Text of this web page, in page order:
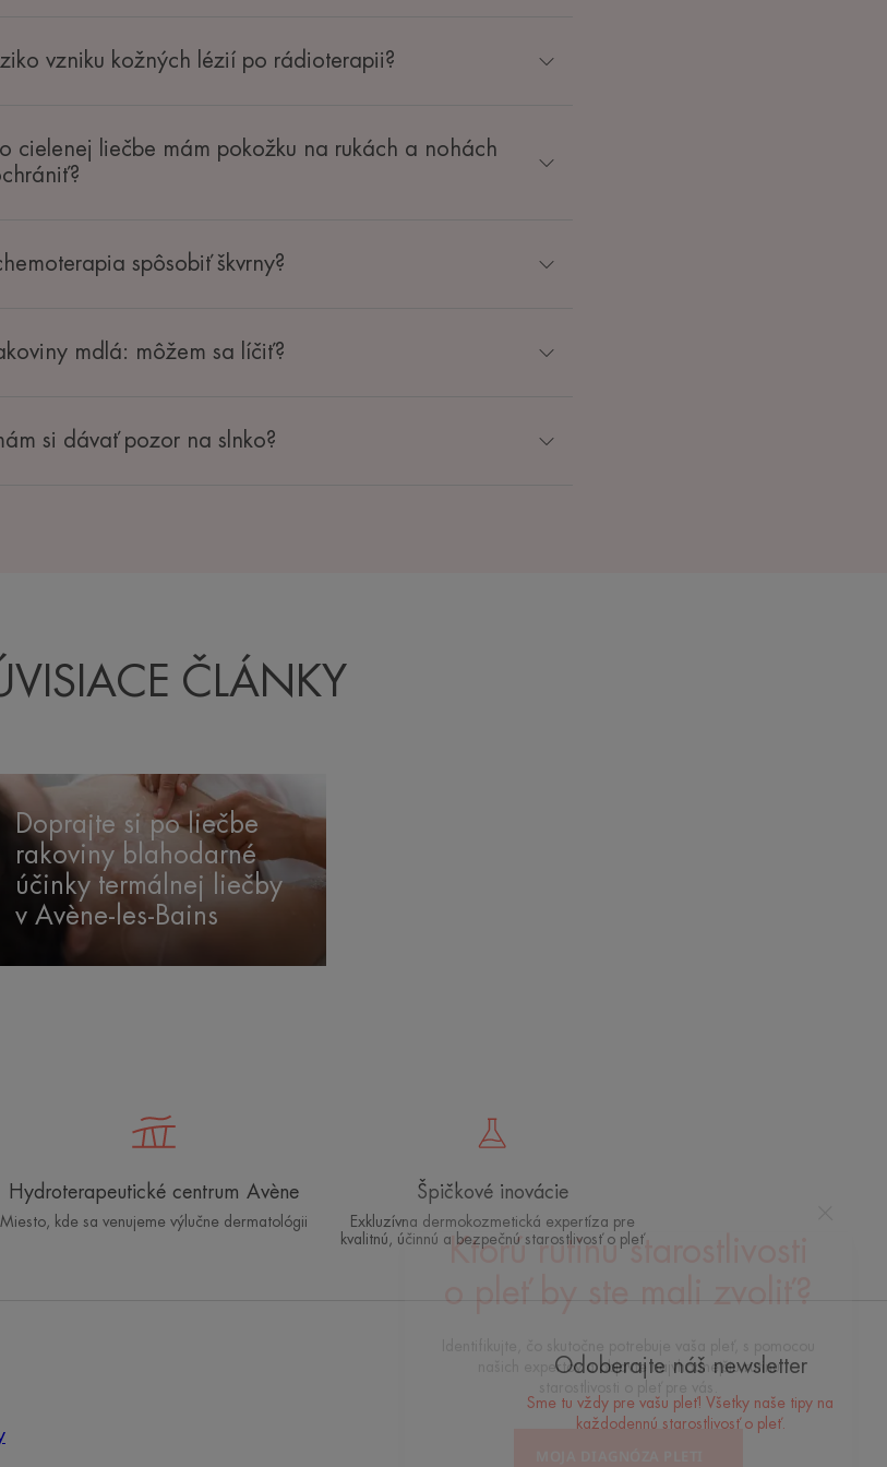
vzniku kožných lézií po rádioterapii?
cielenej liečbe mám pokožku na rukách a nohách
spôsobiť škvrny?
mdlá: môžem sa líčiť?
si dávať pozor na slnko?
ČLÁNKY
Doprajte si po liečbe
rakoviny blahodarné
účinky termálnej liečby
v Avène-les-Bains
Ktorú rutinu starostlivosti
našich expertov a objavte najvhodnejšiu rutinu
starostlivosti o pleť pre vás.
Hydroterapeutické centrum Avène
Miesto, kde sa venujeme výlučne dermatológii
Špičkové inovácie
Exkluzívna dermokozmetická expertíza pre
kvalitnú, účinnú a bezpečnú starostlivosť o pleť
Odoberajte náš newsletter
Sme tu vždy pre vašu pleť! Všetky naše tipy na
každodennú starostlivosť o pleť.